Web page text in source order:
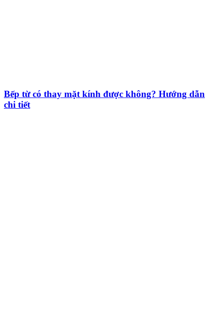
Bếp từ có thay mặt kính được không? Hướng dẫn
chi tiết